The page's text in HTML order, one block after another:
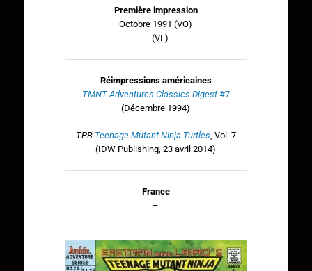
Première impression
Octobre 1991 (VO)
– (VF)
Réimpressions américaines
TMNT Adventures Classics Digest#7
(Décembre 1994)
TPB Teenage Mutant Ninja Turtles, Vol. 7
(IDW Publishing, 23 avril 2014)
France
–